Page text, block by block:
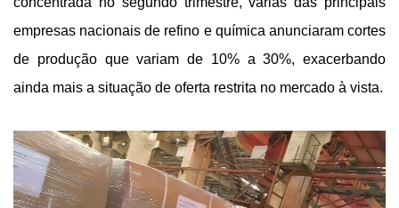
empresas nacionais de refino e química anunciaram cortes
de produção que variam de 10% a 30%, exacerbando
ainda mais a situação de oferta restrita no mercado à vista.